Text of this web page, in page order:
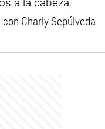
Charly Sepúlveda